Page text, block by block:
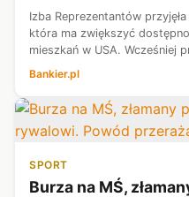
Izba Reprezentantów
która ma zwiększyć
mieszkań w USA. Wcześniej
oczekuje - podpisze ...
Bankier.pl
SPORT
Burza na MŚ,